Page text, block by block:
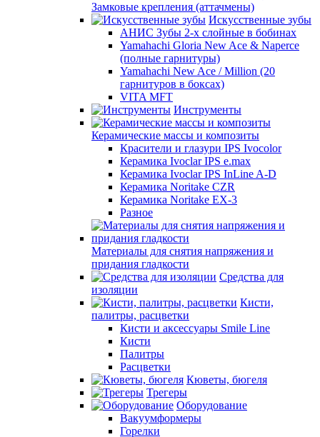
Замковые крепления (аттачмены)
Искусственные зубы
АНИС Зубы 2-х слойные в бобинах
Yamahachi Gloria New Ace & Naperce
(полные гарнитуры)
Yamahachi New Ace / Million (20
гарнитуров в боксах)
VITA MFT
Инструменты
Керамические массы и композиты
Красители и глазури IPS Ivocolor
Керамика Ivoclar IPS e.max
Керамика Ivoclar IPS InLine A-D
Керамика Noritake CZR
Керамика Noritake EX-3
Разное
Материалы для снятия напряжения и
придания гладкости
Средства для
изоляции
Кисти,
палитры, расцветки
Кисти и аксессуары Smile Line
Кисти
Палитры
Расцветки
Кюветы, бюгеля
Трегеры
Оборудование
Вакуумформеры
Горелки